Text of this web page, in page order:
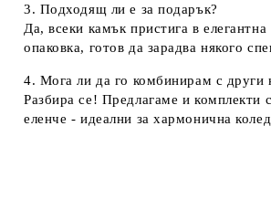
3. Подходящ ли е за подарък?
Да, всеки камък пристига в
опаковка, готов да зарадва някого
4. Мога ли да го комбинирам с други
Разбира се! Предлагаме и комплекти
еленче - идеални за хармонична